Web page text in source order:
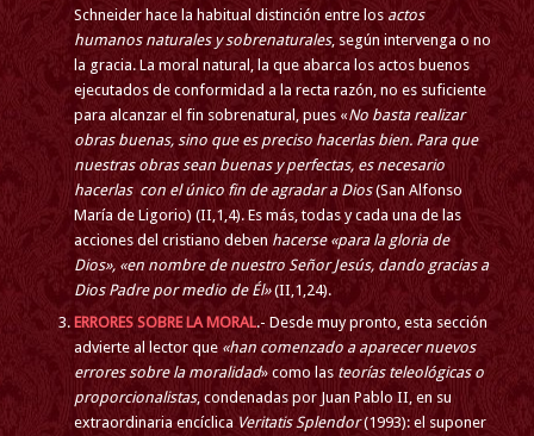
Schneider hace la habitual distinción entre los actos
humanos naturales y sobrenaturales, según intervenga o no
la gracia. La moral natural, la que abarca los actos buenos
ejecutados de conformidad a la recta razón, no es suficiente
para alcanzar el fin sobrenatural, pues «No basta realizar
obras buenas, sino que es preciso hacerlas bien. Para que
nuestras obras sean buenas y perfectas, es necesario
hacerlas con el único fin de agradar a Dios(San Alfonso
María de Ligorio) (II,1,4). Es más, todas y cada una de las
acciones del cristiano deben hacerse «para la gloria de
Dios», «en nombre de nuestro Señor Jesús, dando gracias a
Dios Padre por medio de Él»(II,1,24).
ERRORES SOBRE LA MORAL.- Desde muy pronto, esta sección
advierte al lector que «han comenzado a aparecer nuevos
errores sobre la moralidad» como las teorías teleológicas o
proporcionalistas, condenadas por Juan Pablo II, en su
extraordinaria encíclica Veritatis Splendor(1993): el suponer